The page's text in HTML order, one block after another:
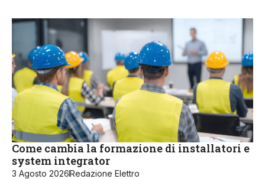
Come cambia la formazione di installatori e
system integrator
3 Agosto 2026Redazione Elettro